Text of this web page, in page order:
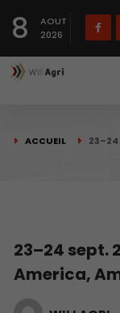
8
AOUT
2026
ACCUEIL 23–24
23–24 sept.
America,